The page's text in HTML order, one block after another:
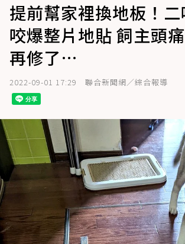
提前幫家裡換地板！
咬爆整片地貼 飼主頭
再修了…
2022-09-01 17:29 聯合新聞網／綜合報導